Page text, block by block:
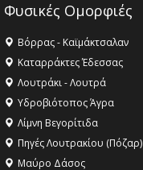
Φυσικές Ομορφιές
Βόρρας - Καϊμάκτσαλαν
Καταρράκτες Έδεσσας
Λουτράκι - Λουτρά
Υδροβιότοπος Άγρα
Λίμνη Βεγορίτιδα
Πηγές Λουτρακίου (Πόζαρ)
Μαύρο Δάσος